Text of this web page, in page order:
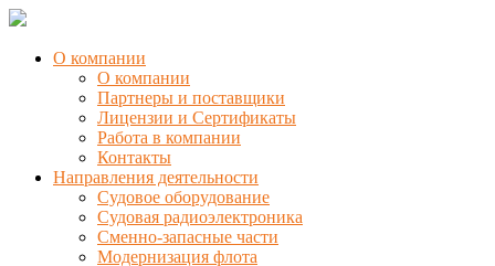
О компании
О компании
Партнеры и поставщики
Лицензии и Сертификаты
Работа в компании
Контакты
Направления деятельности
Судовое оборудование
Судовая радиоэлектроника
Сменно-запасные части
Модернизация флота